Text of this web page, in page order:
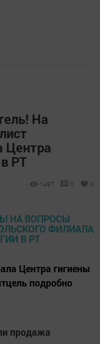
На
Центра
РТ
1497 0 0
Центра гигиены
подробно
продажа